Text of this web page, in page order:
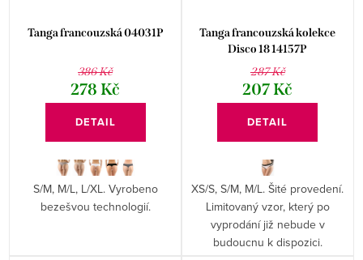
Tanga francouzská 04031P
386 Kč
278 Kč
DETAIL
S/M, M/L, L/XL. Vyrobeno
bezešvou technologií.
Tanga francouzská kolekce
Disco 18 14157P
287 Kč
207 Kč
DETAIL
XS/S, S/M, M/L. Šité provedení.
Limitovaný vzor, který po
vyprodání již nebude v
budoucnu k dispozici.